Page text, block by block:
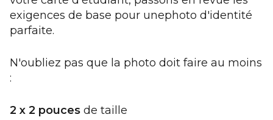
exigences de base pour unephoto d'identité
parfaite.
N'oubliez pas que la photo doit faire au moins
:
2 x 2 pouces de taille